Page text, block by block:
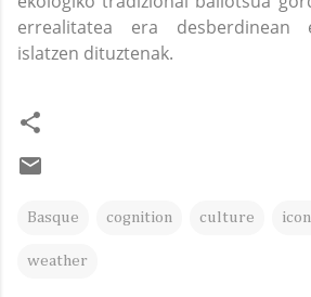
errealitatea era desberdinean
islatzen dituztenak.
Basque cognition culture
weather